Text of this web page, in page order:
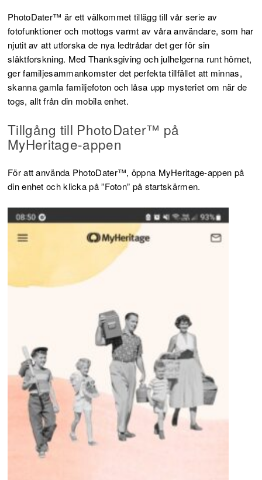
PhotoDater™ är ett välkommet tillägg till vår serie av
fotofunktioner och mottogs varmt av våra användare, som har
njutit av att utforska de nya ledtrådar det ger för sin
släktforskning. Med Thanksgiving och julhelgerna runt hörnet,
ger familjesammankomster det perfekta tillfället att minnas,
skanna gamla familjefoton och låsa upp mysteriet om när de
togs, allt från din mobila enhet.
Tillgång till PhotoDater™ på
MyHeritage-appen
För att använda PhotoDater™, öppna MyHeritage-appen på
din enhet och klicka på ”Foton” på startskärmen.